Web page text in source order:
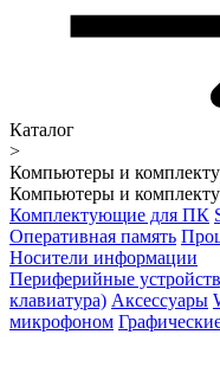
Каталог
>
Компьютеры и
Компьютеры и
Комплектующие для ПК
Оперативная память
Носители информации
Периферийные
клавиатура) Аксессуары
микрофоном